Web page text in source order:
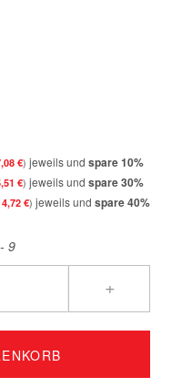
€ jeweils und spare10%
€ jeweils und spare30%
4,72 € jeweils und spare40%
9
+